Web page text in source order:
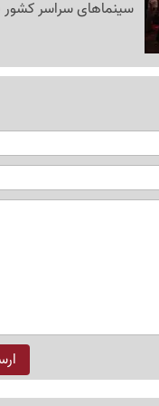
سینماهای سراسر کشور